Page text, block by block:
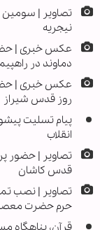
تصاویر | سومین
نیجریه
عکس خبری |
دماوند در
عکس خبری |
روز قدس شیراز
پیام تسلیت
انقلاب
تصاویر | حضور
قدس کاشان
تصاویر | نصب
حرم حضرت
قرآن، پناهگاه